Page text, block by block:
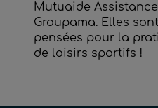
Mutuaide
Groupama. Elles
pensées pour la
de loisirs sportifs !